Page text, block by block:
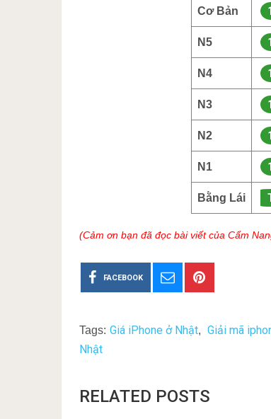
Cơ Bản
N5
N4
N3
N2
N1
Bằng Lái
(Cảm ơn bạn đã đọc bài viết của Cẩm
FACEBOOK
Tags: Giá iPhone ở Nhật, Giải mã
Nhật
RELATED POSTS